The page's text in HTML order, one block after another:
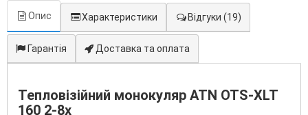
Опис Характеристики Відгуки (19)
Гарантія Доставка та оплата
Тепловізійний монокуляр ATN OTS-XLT
160 2-8x